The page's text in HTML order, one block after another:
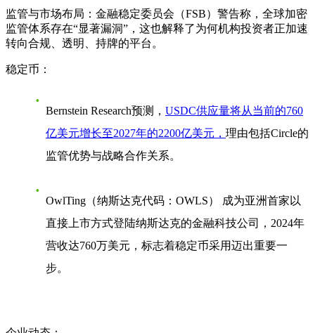
监管与市场布局： 金融稳定委员会（FSB）警告称，全球加密
监管体系存在“显著漏洞”，这也解释了为何机构投资者正加速
转向合规、透明、持牌的平台。
稳定币：
Bernstein Research预测， USDC供应量将从当前的760
亿美元增长至2027年的2200亿美元， 理由包括Circle的
监管优势与战略合作关系。
OwlTing（纳斯达克代码：OWLS） 成为亚洲首家以
直接上市方式登陆纳斯达克的金融科技公司，2024年
营收达760万美元，标志着稳定币采用迈出重要一
步。